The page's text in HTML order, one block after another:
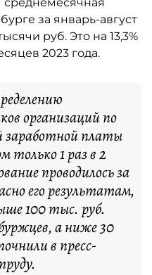
за январь-август
руб. Это на 13,3%
2023 года.
организаций по
заработной платы
только 1 раз в 2
проводилось за
его результатам,
100 тыс. руб.
а ниже 30
в пресс-